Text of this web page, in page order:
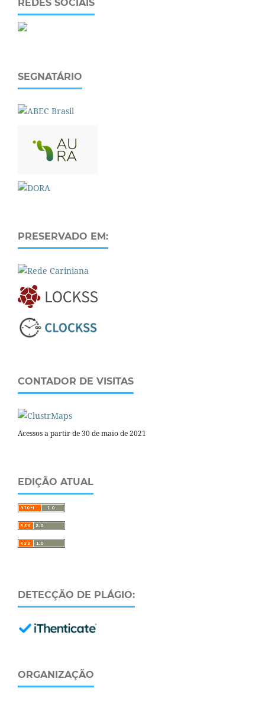
REDES SOCIAIS
SEGNATÁRIO
PRESERVADO EM:
CONTADOR DE VISITAS
Acessos a partir de 30 de maio de 2021
EDIÇÃO ATUAL
DETECÇÃO DE PLÁGIO:
ORGANIZAÇÃO